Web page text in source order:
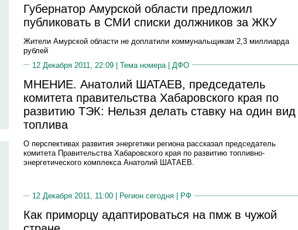
Губернатор Амурской области предложил
публиковать в СМИ списки должников за ЖКУ
Жители Амурской области не доплатили коммунальщикам 2,3 миллиарда
рублей
12 Декабря 2011, 22:09 | Тема номера | ДФО
МНЕНИЕ. Анатолий ШАТАЕВ, председатель
комитета правительства Хабаровского края по
развитию ТЭК: Нельзя делать ставку на один вид
топлива
О перспективах развития энергетики региона рассказал председатель
комитета Правительства Хабаровского края по развитию топливно-
энергетического комплекса Анатолий ШАТАЕВ.
12 Декабря 2011, 11:00 | Регион сегодня РФ
Как приморцу адаптироваться на пмж в чужой